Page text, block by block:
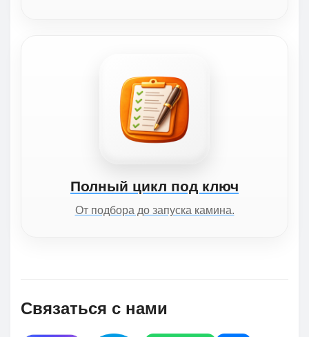
Полный цикл под ключ
От подбора до запуска камина.
Связаться с нами